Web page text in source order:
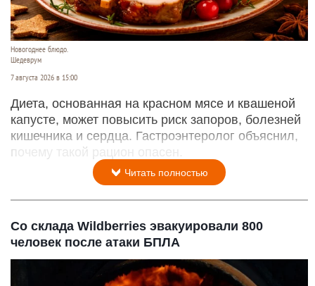
Новогоднее блюдо.
Шедеврум
7 августа 2026 в 15:00
Диета, основанная на красном мясе и квашеной
капусте, может повысить риск запоров, болезней
кишечника и сердца. Гастроэнтеролог объяснил,
почему такой рацион опасен.
Читать полностью
Со склада Wildberries эвакуировали 800
человек после атаки БПЛА